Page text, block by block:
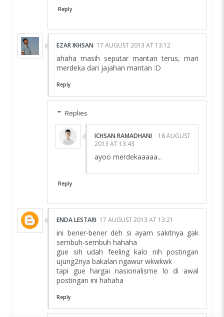
Reply
EZAR IKHSAN 17 AUGUST 2013 AT 13:12
ahaha masih seputar mantan terus, mari
merdeka dari jajahan mantan :D
Reply
Replies
ICHSAN RAMADHANI
18 AUGUST
2013 AT 13:43
ayoo merdekaaaaa...
Reply
ENDA LESTARI 17 AUGUST 2013 AT 13:21
ini bener-bener deh si ayam sakitnya gak
sembuh-sembuh hahaha
gue sih udah feeling kalo nih postingan
ujung2nya bakalan ngawur wkwkwk
tapi gue hargai nasionalisme lo di awal
postingan ini hahaha
Reply